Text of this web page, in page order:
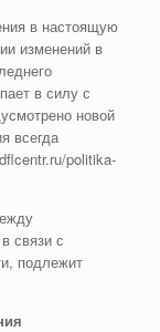
в настоящую
изменений в
в силу с
новой
всегда
politika-
связи с
подлежит